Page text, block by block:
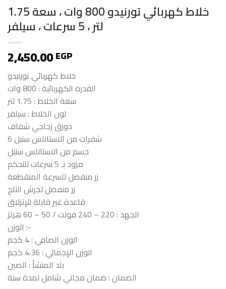
خلاط كهربائي تورنيدو 800 وات ، سعة 1.75
لتر ، 5 سرعات ، سيلفر
2,450.00EGP
خلاط كهربائي تورنيدو
القدرة الكهربائية : 800 وات
سعة الخلاط : 1.75 لتر
لون الخلاط : سيلفر
دورق زجاجي شفاف
6 شفرات من الاستانلس ستيل
جسم من الاستانلس ستيل
مزود بـ 5 سرعات للتحكم
زر منفصل للسرعة المتقطعة
زر منفصل لجرش الثلج
قاعدة غير قابلة للإنزلاق
الجهد : 220 – 240 فولت / 50 – 60 هرتز
الوزن :-
الوزن الصافي : 4 كجم
الوزن الإجمالي : 4.36 كجم
بلد المنشأ : الصين
الضمان : ضمان مجاني شامل لمدة سنة